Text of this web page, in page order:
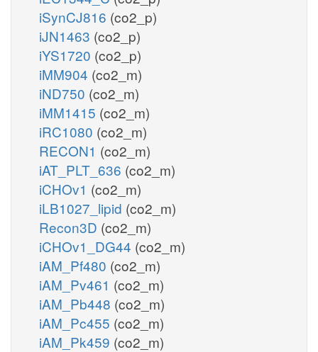
iSynCJ816 (co2_p)
iJN1463 (co2_p)
iYS1720 (co2_p)
iMM904 (co2_m)
iND750 (co2_m)
iMM1415 (co2_m)
iRC1080 (co2_m)
RECON1 (co2_m)
iAT_PLT_636 (co2_m)
iCHOv1 (co2_m)
iLB1027_lipid (co2_m)
Recon3D (co2_m)
iCHOv1_DG44 (co2_m)
iAM_Pf480 (co2_m)
iAM_Pv461 (co2_m)
iAM_Pb448 (co2_m)
iAM_Pc455 (co2_m)
iAM_Pk459 (co2_m)